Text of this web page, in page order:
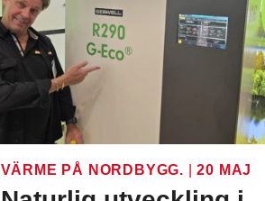
försäljning.
Oskar Lenner
är ny
teknisk säljare i Umeå på
Systemair Sverige. Han
kommer från Belimo där
han var regional
försäljningschef Norr.
Daniel Ellisonär ny vd
VÄRME PÅ NORDBYGG. 20 MAJ